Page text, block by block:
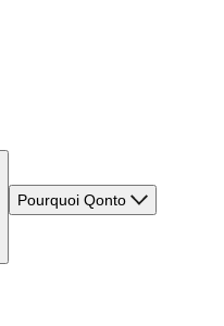
Pourquoi Qonto